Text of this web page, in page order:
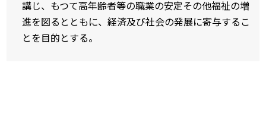
講じ、もつて高年齢者等の職業の安定その他福祉の増
進を図るとともに、経済及び社会の発展に寄与するこ
とを目的とする。